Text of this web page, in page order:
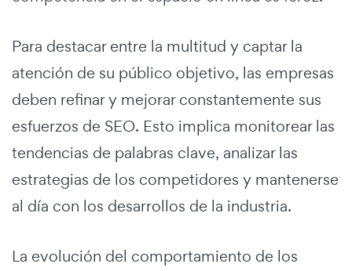
Para destacar entre la multitud y captar la
atención de su público objetivo, las empresas
deben refinar y mejorar constantemente sus
esfuerzos de SEO. Esto implica monitorear las
tendencias de palabras clave, analizar las
estrategias de los competidores y mantenerse
al día con los desarrollos de la industria.
La evolución del comportamiento de los